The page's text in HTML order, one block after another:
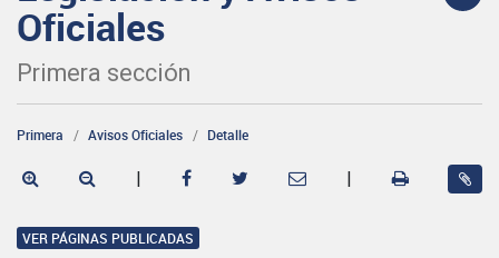
Oficiales
Primera sección
Primera Avisos Oficiales Detalle
| |
VER PÁGINAS PUBLICADAS